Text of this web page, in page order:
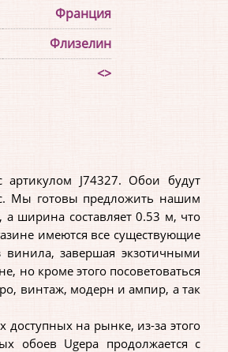
Франция
Флизелин
<>
J74327. Обои будут
Мы готовы предложить нашим
ширина составляет 0.53 м, что
имеются все существующие
винила, завершая экзотичными
но кроме этого посоветоваться
винтаж, модерн и ампир, а так
на рынке, из-за этого
обоев Ugepa продолжается с